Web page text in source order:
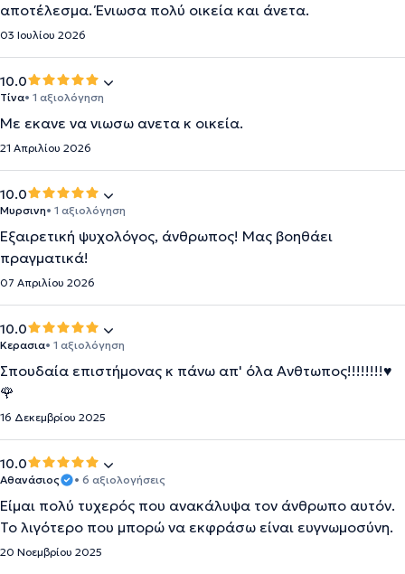
αποτέλεσμα. Ένιωσα πολύ οικεία και άνετα.
03 Ιουλίου 2026
10.0
Τίνα• 1 αξιολόγηση
Με εκανε να νιωσω ανετα κ οικεία.
21 Απριλίου 2026
10.0
Μυρσινη• 1 αξιολόγηση
Εξαιρετική ψυχολόγος, άνθρωπος! Μας βοηθάει
πραγματικά!
07 Απριλίου 2026
10.0
Κερασια• 1 αξιολόγηση
Σπουδαία επιστήμονας κ πάνω απ' όλα Ανθτωπος!!!!!!!!♥️
🌹
16 Δεκεμβρίου 2025
10.0
Αθανάσιος • 6 αξιολογήσεις
Είμαι πολύ τυχερός που ανακάλυψα τον άνθρωπο αυτόν.
Το λιγότερο που μπορώ να εκφράσω είναι ευγνωμοσύνη.
20 Νοεμβρίου 2025